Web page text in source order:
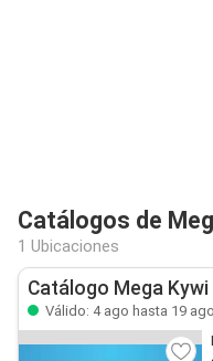
Catálogos de
1 Ubicaciones
Catálogo Mega Kywi
Válido: 4 ago hasta 19 ago